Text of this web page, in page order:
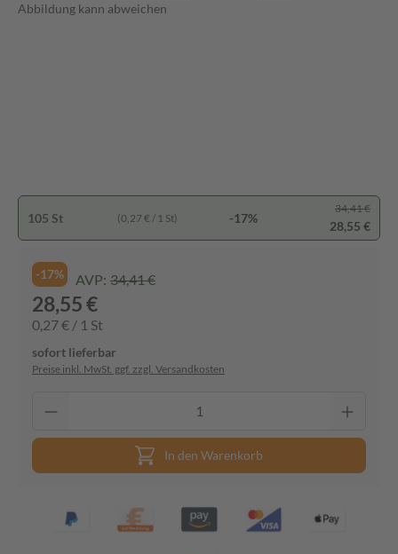
Abbildung kann abweichen
105 St (0,27 € / 1 St) -17%
34,41 €
28,55 €
-17% AVP: 34,41 €
28,55 €
0,27 € / 1 St
sofort lieferbar
Preise inkl. MwSt. ggf. zzgl. Versandkosten
In den Warenkorb